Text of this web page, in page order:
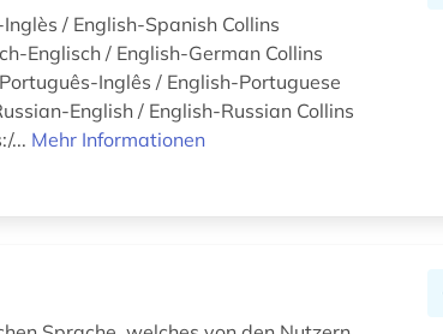
/ English-Spanish Collins
Englisch / English-German Collins
Inglês / English-Portuguese
English / English-Russian Collins
... Mehr Informationen